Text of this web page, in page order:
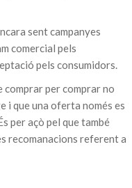
sent campanyes
comercial pels
pels consumidors.
comprar per comprar no
i que una oferta només es
per açò pel que també
recomanacions referent a